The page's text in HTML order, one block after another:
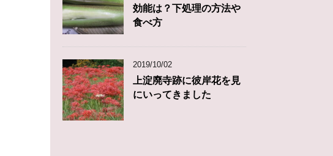
効能は？下処理の方法や
食べ方
2019/10/02
上淀廃寺跡に彼岸花を見
にいってきました